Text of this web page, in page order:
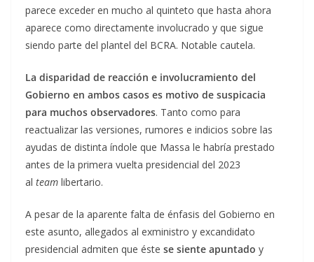
parece exceder en mucho al quinteto que hasta ahora
aparece como directamente involucrado y que sigue
siendo parte del plantel del BCRA. Notable cautela.
La disparidad de reacción e involucramiento del
Gobierno en ambos casos es motivo de suspicacia
para muchos observadores. Tanto como para
reactualizar las versiones, rumores e indicios sobre las
ayudas de distinta índole que Massa le habría prestado
antes de la primera vuelta presidencial del 2023
al team libertario.
A pesar de la aparente falta de énfasis del Gobierno en
este asunto, allegados al exministro y excandidato
presidencial admiten que éste se siente apuntado y